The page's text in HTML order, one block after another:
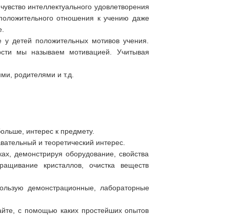
интеллектуального удовлетворения
отношения к учению даже
детей положительных мотивов учения.
мы называем мотивацией. Учитывая
родителями и т.д.
интерес к предмету.
и теоретический интерес.
демонстрируя оборудование, свойства
кристаллов, очистка веществ
демонстрационные, лабораторные
с помощью каких простейших опытов